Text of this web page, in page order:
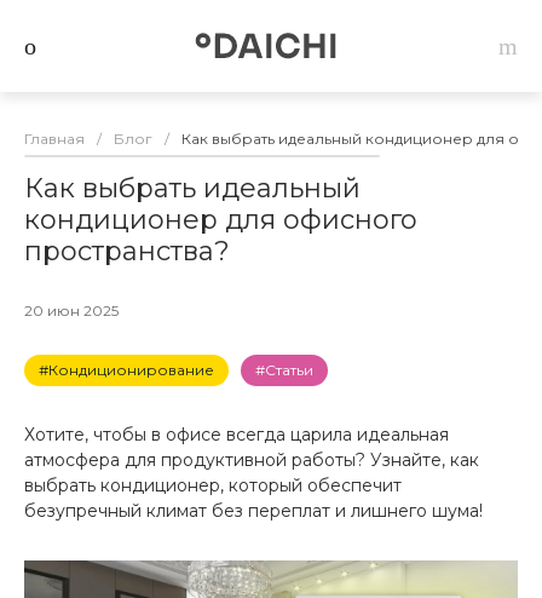
Главная / Блог / Как выбрать идеальный кондиционер для
Как выбрать идеальный
кондиционер для офисного
пространства?
20 июн 2025
#Кондиционирование #Статьи
Хотите, чтобы в офисе всегда царила идеальная
атмосфера для продуктивной работы? Узнайте, как
выбрать кондиционер, который обеспечит
безупречный климат без переплат и лишнего шума!